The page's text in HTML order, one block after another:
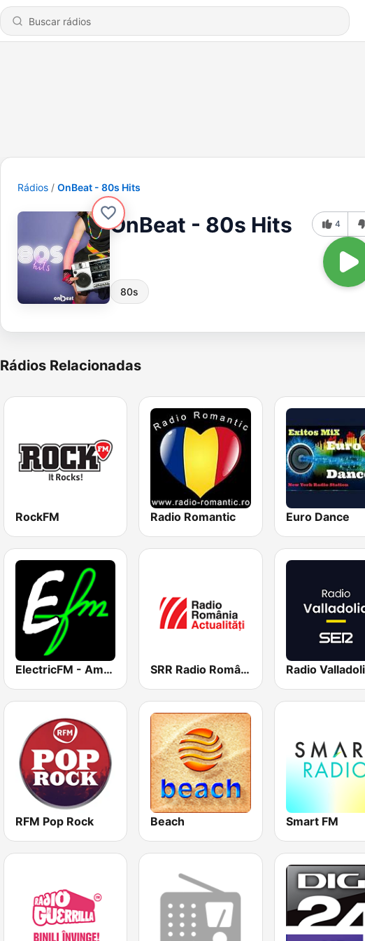
Rádios OnBeat - 80s Hits
OnBeat - 80s Hits
80s
4
Rádios Relacionadas
RockFM Radio Romantic Euro Dance
ElectricFM - America's Real Dance! SRR Radio România Actualităţi
RFM Pop Rock Beach Smart FM